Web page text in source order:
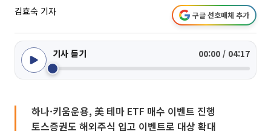
김효숙 기자 구글 선호매체 추가
기사 듣기 00:00 / 04:17
하나·키움운용, 美 테마 ETF 매수 이벤트 진행
토스증권도 해외주식 입고 이벤트로 대상 확대